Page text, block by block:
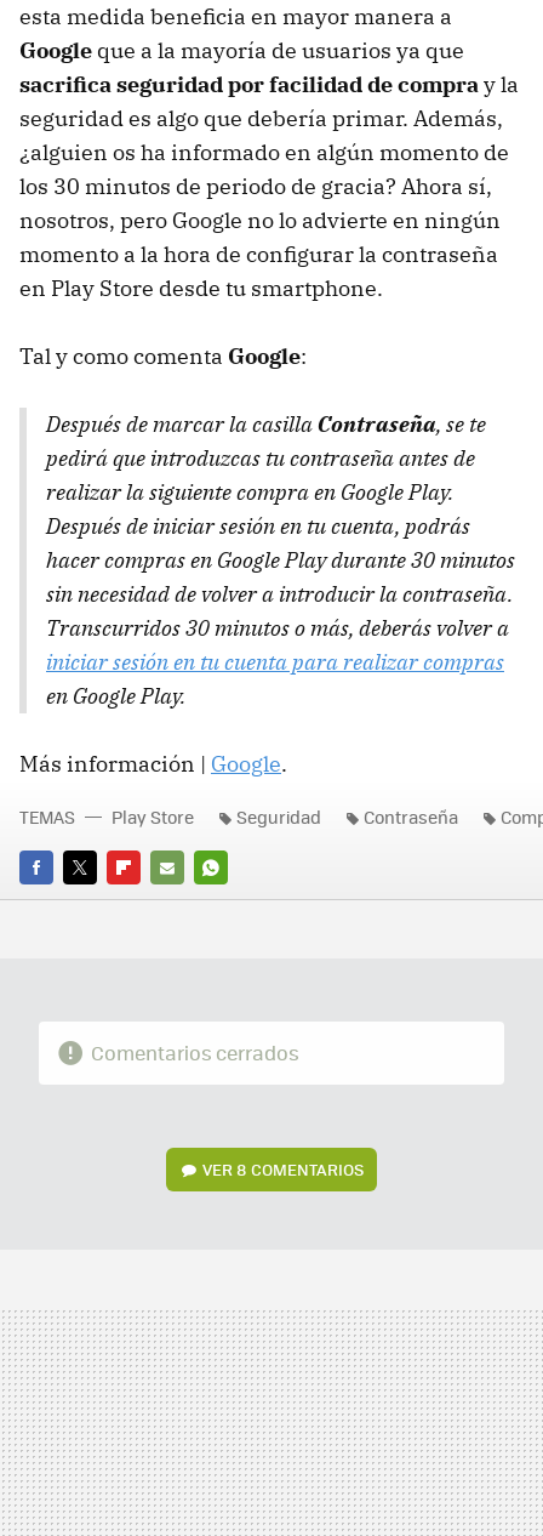
esta medida beneficia en mayor manera a
Google que a la mayoría de usuarios ya que
sacrifica seguridad por facilidad de compray la
seguridad es algo que debería primar. Además,
¿alguien os ha informado en algún momento de
los 30 minutos de periodo de gracia? Ahora sí,
nosotros, pero Google no lo advierte en ningún
momento a la hora de configurar la contraseña
en Play Store desde tu smartphone.
Tal y como comenta Google:
Después de marcar la casillaContraseña, se te
pedirá que introduzcas tu contraseña antes de
realizar la siguiente compra en Google Play.
Después de iniciar sesión en tu cuenta, podrás
hacer compras en Google Play durante 30 minutos
sin necesidad de volver a introducir la contraseña.
Transcurridos 30 minutos o más, deberás volver a
iniciar sesión en tu cuenta para realizar compras
en Google Play.
Más información | Google.
FACEBOOK
TWITTERFLIPBOARD
E-
WHATSAPP
TEMAS Play Store Seguridad Contraseña
Comentarios cerrados
VER8 COMENTARIOS